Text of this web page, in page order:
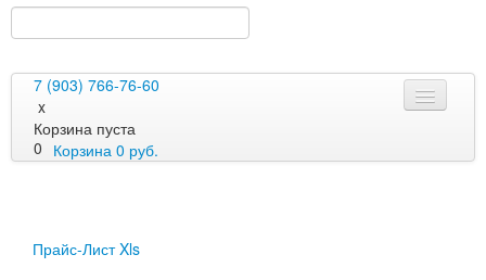
7 (903) 766-76-60
x
Корзина пуста
0 Корзина 0 руб.
Перезарядка ОП
Прайс-Лист Xls